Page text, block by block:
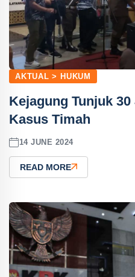
AKTUAL > HUKUM
Kejagung Tunjuk 30
Kasus Timah
14 JUNE 2024
READ MORE